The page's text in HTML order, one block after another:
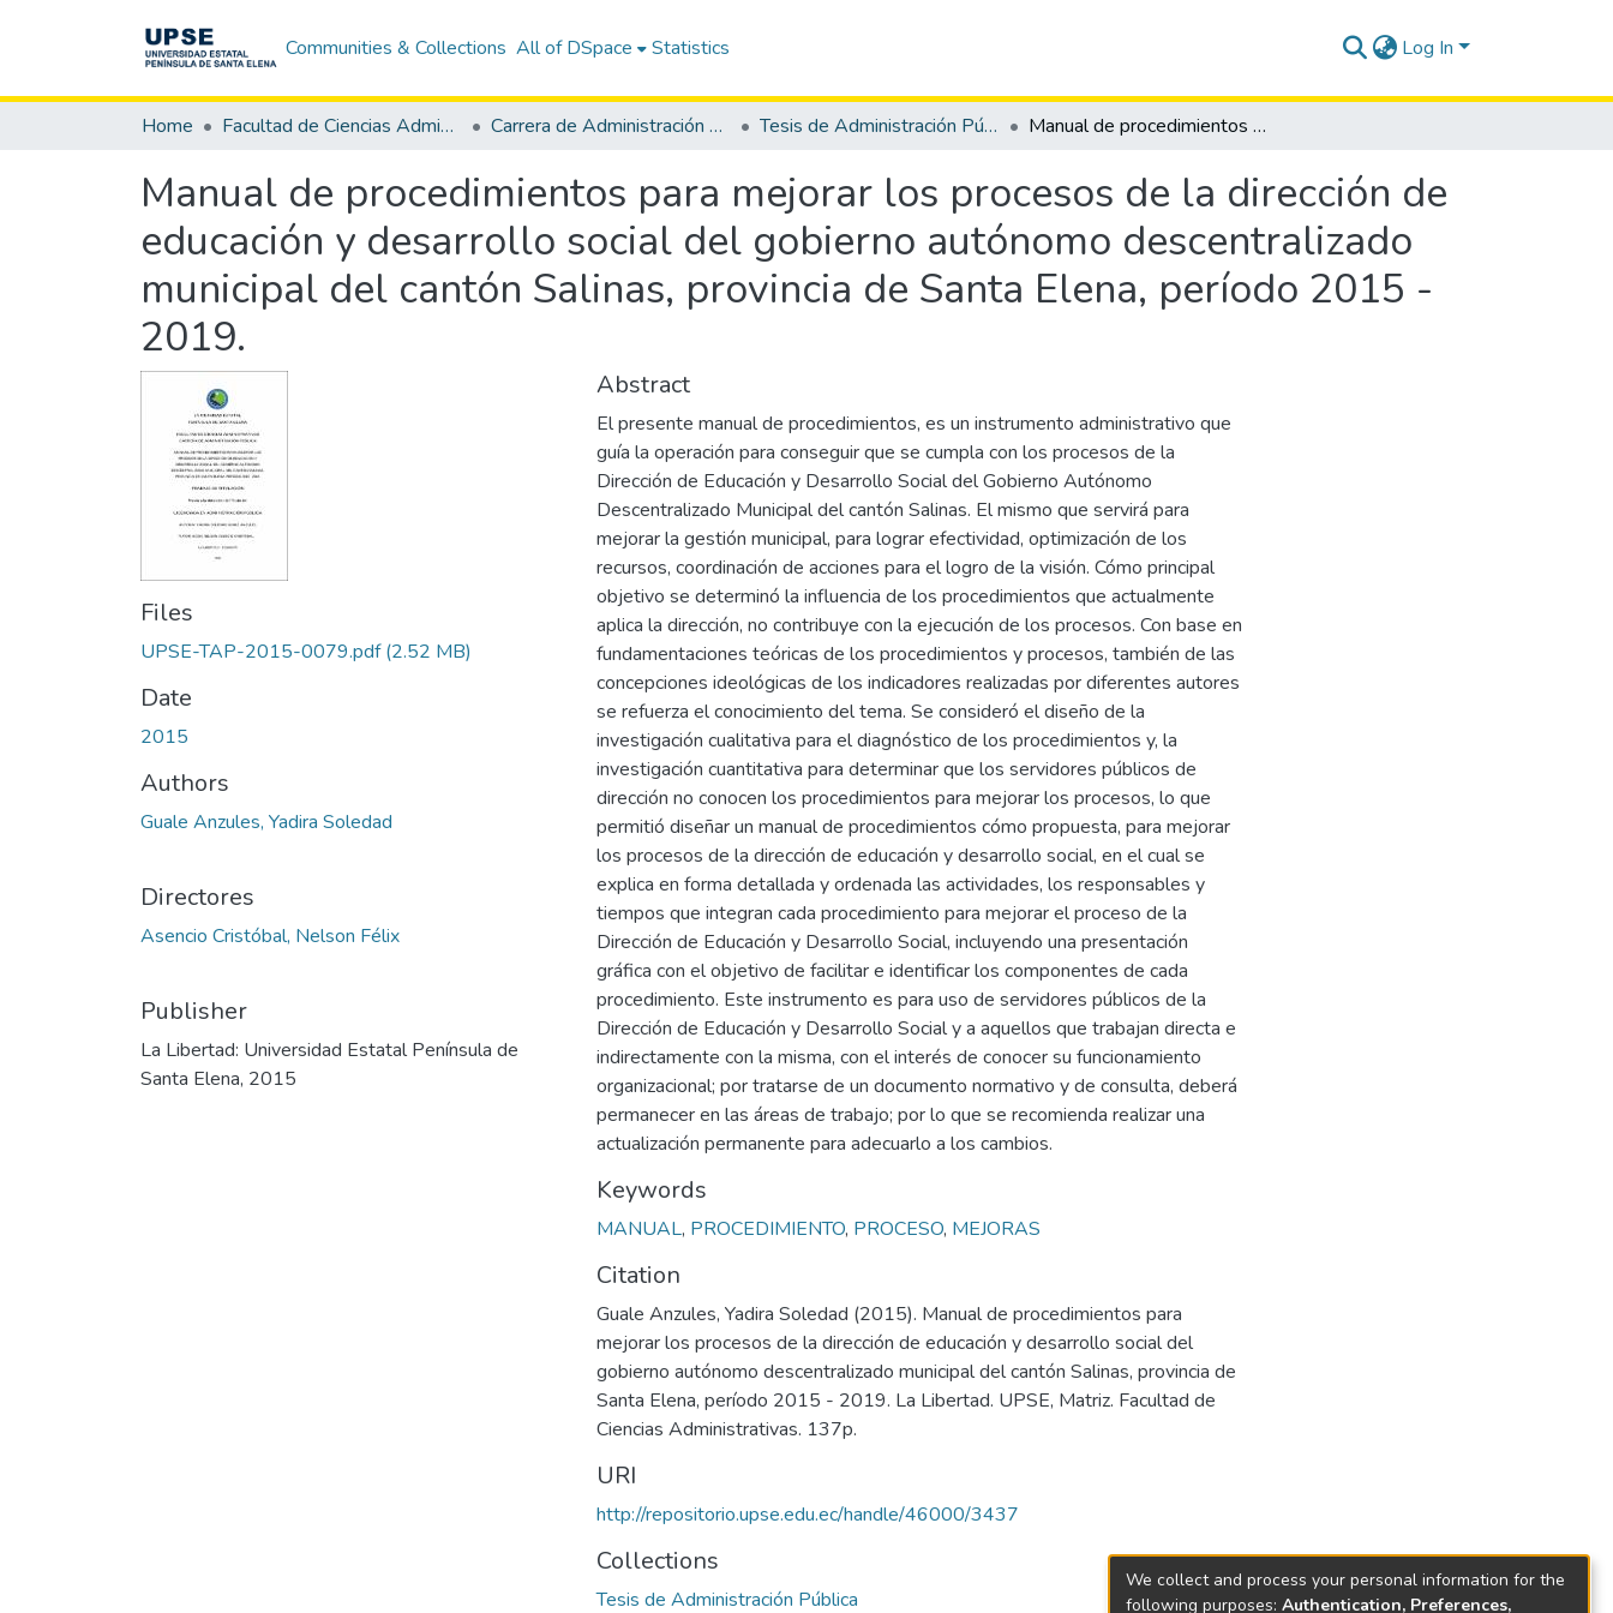
Communities & Collections All of DSpace Statistics Log In
Home Facultad de Ciencias Administrativas Carrera de Administración Pública Tesis de Administración Pública Manual de procedimientos para mejorar los procesos de la dirección de educación y desarrollo social del gobierno autónomo descentralizado municipal del cantón Salinas, provincia de Santa Elena, período 2015 - 2019.
Manual de procedimientos para mejorar los procesos de la dirección de
educación y desarrollo social del gobierno autónomo descentralizado
municipal del cantón Salinas, provincia de Santa Elena, período 2015 -
2019.
Files
UPSE-TAP-2015-0079.pdf(2.52 MB)
Date
2015
Authors
Guale Anzules, Yadira Soledad
Directores
Asencio Cristóbal, Nelson Félix
Publisher
La Libertad: Universidad Estatal Península de
Santa Elena, 2015
Abstract
El presente manual de procedimientos, es un instrumento administrativo que
guía la operación para conseguir que se cumpla con los procesos de la
Dirección de Educación y Desarrollo Social del Gobierno Autónomo
Descentralizado Municipal del cantón Salinas. El mismo que servirá para
mejorar la gestión municipal, para lograr efectividad, optimización de los
recursos, coordinación de acciones para el logro de la visión. Cómo principal
objetivo se determinó la influencia de los procedimientos que actualmente
aplica la dirección, no contribuye con la ejecución de los procesos. Con base en
fundamentaciones teóricas de los procedimientos y procesos, también de las
concepciones ideológicas de los indicadores realizadas por diferentes autores
se refuerza el conocimiento del tema. Se consideró el diseño de la
investigación cualitativa para el diagnóstico de los procedimientos y, la
investigación cuantitativa para determinar que los servidores públicos de
dirección no conocen los procedimientos para mejorar los procesos, lo que
permitió diseñar un manual de procedimientos cómo propuesta, para mejorar
los procesos de la dirección de educación y desarrollo social, en el cual se
explica en forma detallada y ordenada las actividades, los responsables y
tiempos que integran cada procedimiento para mejorar el proceso de la
Dirección de Educación y Desarrollo Social, incluyendo una presentación
gráfica con el objetivo de facilitar e identificar los componentes de cada
procedimiento. Este instrumento es para uso de servidores públicos de la
Dirección de Educación y Desarrollo Social y a aquellos que trabajan directa e
indirectamente con la misma, con el interés de conocer su funcionamiento
organizacional; por tratarse de un documento normativo y de consulta, deberá
permanecer en las áreas de trabajo; por lo que se recomienda realizar una
actualización permanente para adecuarlo a los cambios.
Keywords
MANUAL, PROCEDIMIENTO, PROCESO, MEJORAS
Citation
Guale Anzules, Yadira Soledad (2015). Manual de procedimientos para
mejorar los procesos de la dirección de educación y desarrollo social del
gobierno autónomo descentralizado municipal del cantón Salinas, provincia de
Santa Elena, período 2015 - 2019. La Libertad. UPSE, Matriz. Facultad de
Ciencias Administrativas. 137p.
URI
http://repositorio.upse.edu.ec/handle/46000/3437
Collections
Tesis de Administración Pública
We collect and process your personal information for the
following purposes: Authentication, Preferences,